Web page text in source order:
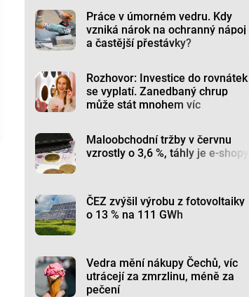
Práce v úmorném vedru. Kdy
vzniká nárok na ochranný nápoj
a častější přestávky?
Rozhovor: Investice do rovnátek
se vyplatí. Zanedbaný chrup
může stát mnohem víc
Maloobchodní tržby v červnu
vzrostly o 3,6 %, táhly je e-shopy
ČEZ zvýšil výrobu z fotovoltaiky
o 13 % na 111 GWh
Vedra mění nákupy Čechů, víc
utrácejí za zmrzlinu, méně za
pečení